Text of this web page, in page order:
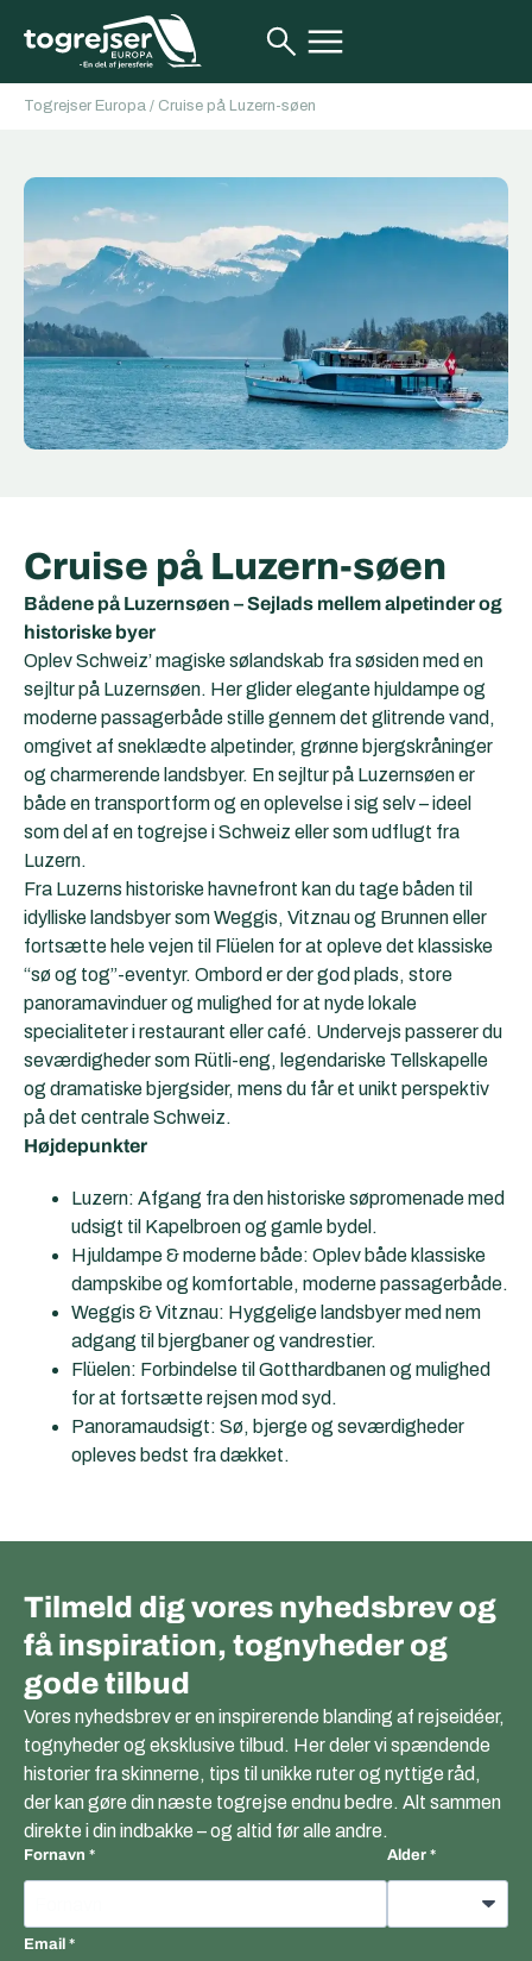
Togrejser Europa / Cruise på Luzern-søen
Cruise på Luzern-søen
Bådene på Luzernsøen – Sejlads mellem alpetinder og
historiske byer
Oplev Schweiz’ magiske sølandskab fra søsiden med en
sejltur på Luzernsøen. Her glider elegante hjuldampe og
moderne passagerbåde stille gennem det glitrende vand,
omgivet af sneklædte alpetinder, grønne bjergskråninger
og charmerende landsbyer. En sejltur på Luzernsøen er
både en transportform og en oplevelse i sig selv – ideel
som del af en togrejse i Schweiz eller som udflugt fra
Luzern.
Fra Luzerns historiske havnefront kan du tage båden til
idylliske landsbyer som Weggis, Vitznau og Brunnen eller
fortsætte hele vejen til Flüelen for at opleve det klassiske
“sø og tog”-eventyr. Ombord er der god plads, store
panoramavinduer og mulighed for at nyde lokale
specialiteter i restaurant eller café. Undervejs passerer du
seværdigheder som Rütli-eng, legendariske Tellskapelle
og dramatiske bjergsider, mens du får et unikt perspektiv
på det centrale Schweiz.
Højdepunkter
Luzern: Afgang fra den historiske søpromenade med
udsigt til Kapelbroen og gamle bydel.
Hjuldampe & moderne både: Oplev både klassiske
dampskibe og komfortable, moderne passagerbåde.
Weggis & Vitznau: Hyggelige landsbyer med nem
adgang til bjergbaner og vandrestier.
Flüelen: Forbindelse til Gotthardbanen og mulighed
for at fortsætte rejsen mod syd.
Panoramaudsigt: Sø, bjerge og seværdigheder
opleves bedst fra dækket.
Tilmeld dig vores nyhedsbrev og
få inspiration, tognyheder og
gode tilbud
Vores nyhedsbrev er en inspirerende blanding af rejseidéer,
tognyheder og eksklusive tilbud. Her deler vi spændende
historier fra skinnerne, tips til unikke ruter og nyttige råd,
der kan gøre din næste togrejse endnu bedre. Alt sammen
direkte i din indbakke – og altid før alle andre.
Fornavn Alder
Email